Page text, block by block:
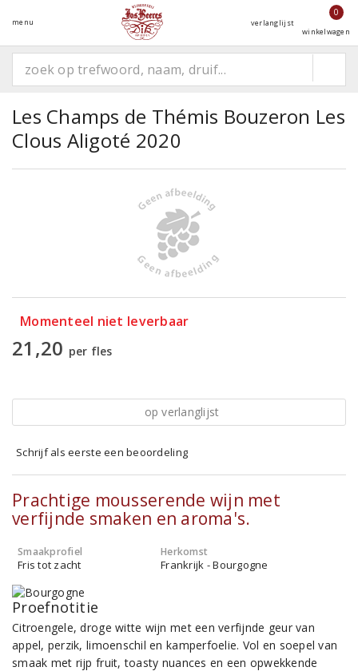
menu verlanglijst
0
winkelwagen
Les Champs de Thémis Bouzeron Les
Clous Aligoté 2020
Momenteel niet leverbaar
21,20 per fles
op verlanglijst
Schrijf als eerste een beoordeling
Prachtige mousserende wijn met
verfijnde smaken en aroma's.
Smaakprofiel
Fris tot zacht
Herkomst
Frankrijk - Bourgogne
Proefnotitie
Citroengele, droge witte wijn met een verfijnde geur van
appel, perzik, limoenschil en kamperfoelie. Vol en soepel van
smaak met rijp fruit, toasty nuances en een opwekkende